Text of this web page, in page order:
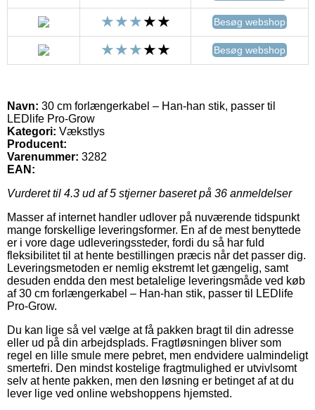
Besøg webshop
Besøg webshop
Navn: 30 cm forlængerkabel – Han-han stik, passer til
LEDlife Pro-Grow
Kategori: Vækstlys
Producent:
Varenummer: 3282
EAN:
Vurderet til 4.3 ud af 5 stjerner baseret på 36 anmeldelser
Masser af internet handler udlover på nuværende tidspunkt
mange forskellige leveringsformer. En af de mest benyttede
er i vore dage udleveringssteder, fordi du så har fuld
fleksibilitet til at hente bestillingen præcis når det passer dig.
Leveringsmetoden er nemlig ekstremt let gængelig, samt
desuden endda den mest betalelige leveringsmåde ved køb
af 30 cm forlængerkabel – Han-han stik, passer til LEDlife
Pro-Grow.
Du kan lige så vel vælge at få pakken bragt til din adresse
eller ud på din arbejdsplads. Fragtløsningen bliver som
regel en lille smule mere pebret, men endvidere ualmindeligt
smertefri. Den mindst kostelige fragtmulighed er utvivlsomt
selv at hente pakken, men den løsning er betinget af at du
lever lige ved online webshoppens hjemsted.